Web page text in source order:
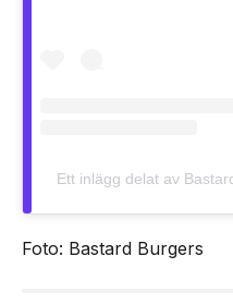
Ett inlägg delat av
Foto: Bastard Burgers